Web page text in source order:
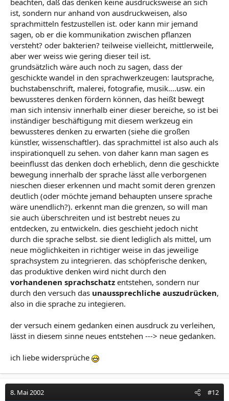
ist, sondern nur anhand von ausdruckweisen, also
sprachmitteln festzustellen ist. oder kann mir jemand
sagen, ob er die kommunikation zwischen pflanzen
versteht? oder bakterien? teilweise vielleicht, mittlerweile,
aber wer weiss wie gering dieser teil ist.
grundsätzlich wäre auch noch zu sagen, dass der
geschickte wandel in den sprachwerkzeugen: lautsprache,
buchstabenschrift, malerei, fotografie, musik....usw. ein
bewussteres denken fördern können, das heißt bewegt
man sich intensiv innerhalb einer dieser bereiche, so ist bei
inständiger beschäftigung mit diesem werkzeug ein
bewussteres denken zu erwarten (siehe die großen
künstler, wissenschaftler). das sprachmittel ist also auch als
inspirationquell zu sehen. von daher kann man sagen es
beeinflusst das denken doch erheblich, denn die geschickte
bewegung innerhalb der sprache lässt alle verborgenen
nieschen dieser erkennen und macht somit deren grenzen
deutlich (oder möchte jemand behaupten unsere sprache
wäre unendlich?). erkennt man die grenzen, so will man
sie auch überschreiten und ist bestrebt neues zu
entdecken, zu entwickeln. dies geschieht jedoch nicht
durch die sprache selbst. sie dient lediglich als mittel, um
neue möglichkeiten in richtiger weise in das jeweilige
sprachsystem zu integrieren. das schöpferische denken,
das produktive denken wird nicht durch den
vorhandenen sprachschatz entstehen, sondern nur
durch den versuch das unaussprechliche auszudrücken,
also in die sprache zu integieren.
der versuch einem gedanken einen ausdruck zu verleihen,
lässt in diesem sinne neues entstehen ---> neue gedanken.
ich liebe widersprüche
8. Mai 2002 #12